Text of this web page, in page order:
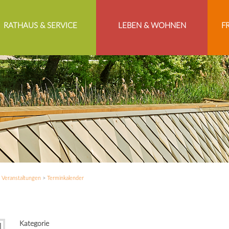
RATHAUS & SERVICE LEBEN & WOHNEN
Veranstaltungen> Terminkalender
Kategorie